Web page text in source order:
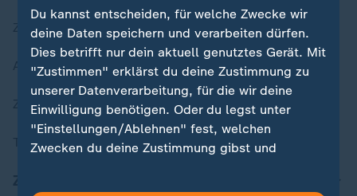
Zuletzt veröffentlicht
Aktuelle Sendungs-Videos
ZDFheute Stories
Themen im Überblick
Du kannst entscheiden, für welche Zwecke wir
deine Daten speichern und verarbeiten dürfen.
Dies betrifft nur dein aktuell genutztes Gerät. Mit
"Zustimmen" erklärst du deine Zustimmung zu
unserer Datenverarbeitung, für die wir deine
Einwilligung benötigen. Oder du legst unter
"Einstellungen/Ablehnen" fest, welchen
Zwecken du deine Zustimmung gibst und